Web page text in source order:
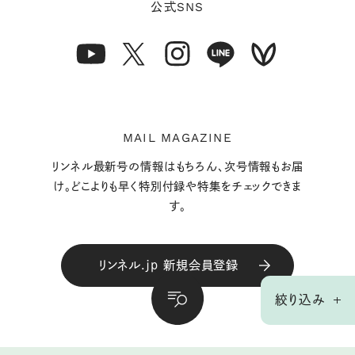
公式SNS
MAIL MAGAZINE
リンネル最新号の情報はもちろん、次号情報もお届
け。どこよりも早く特別付録や特集をチェックできま
す。
リンネル.jp 新規会員登録
絞り込み